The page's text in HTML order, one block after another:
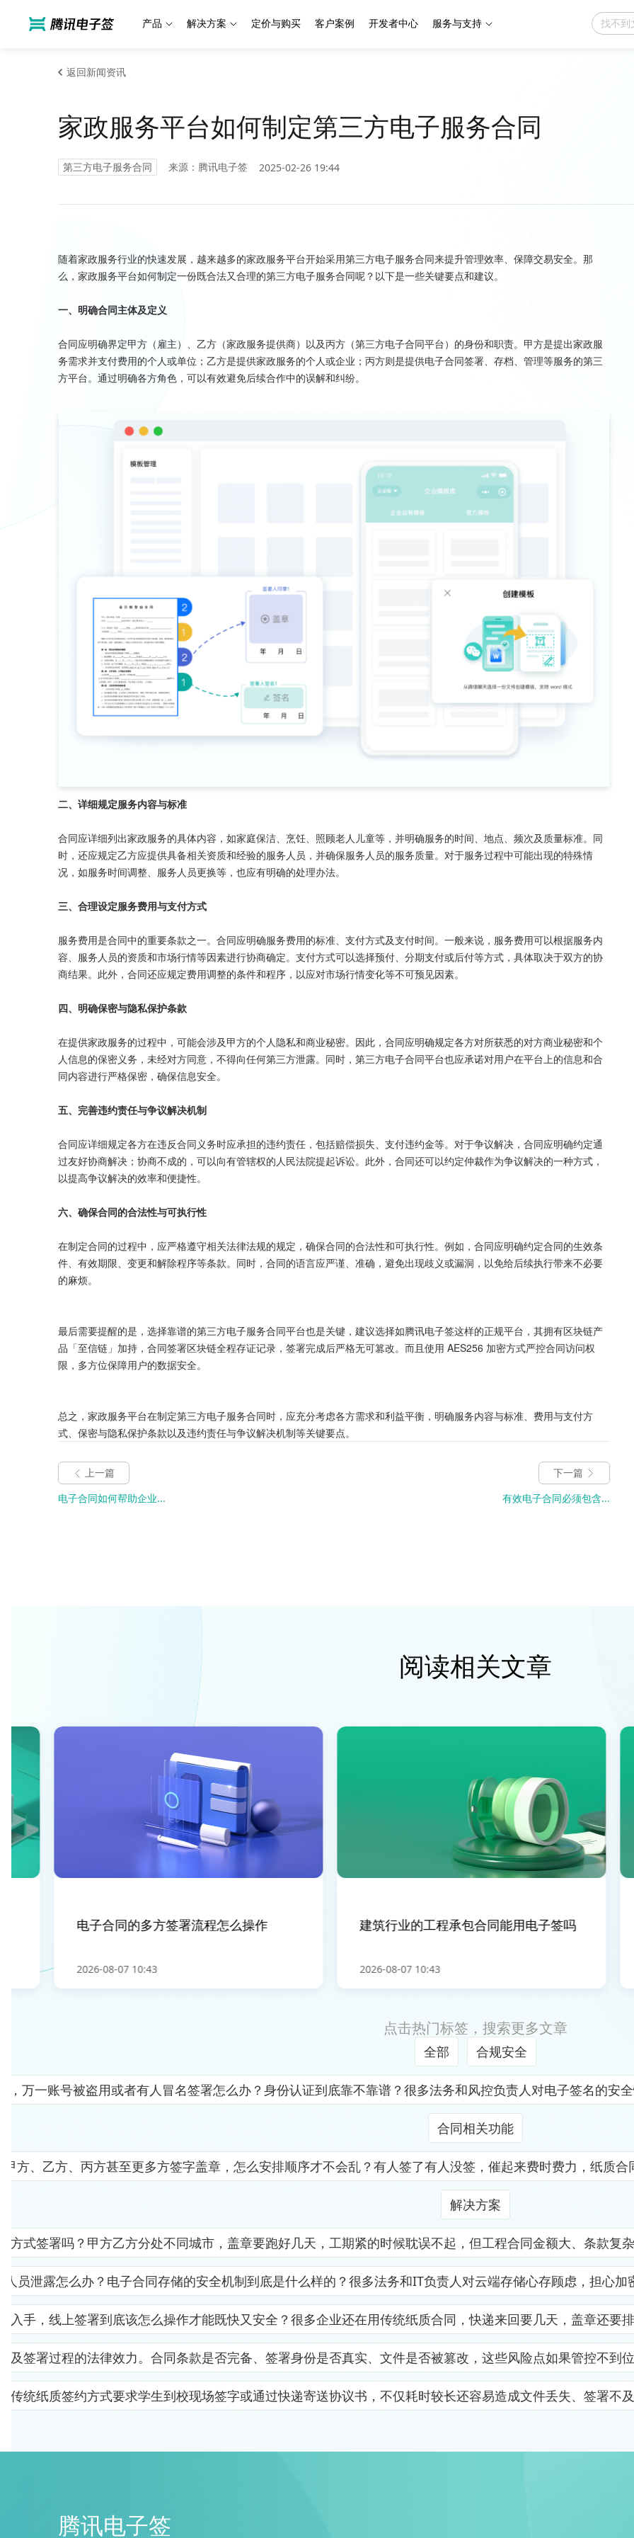
产品 解决方案 定价与购买 客户案例 开发者中心 服务与支持
返回新闻资讯
家政服务平台如何制定第三方电子服务合同
第三方电子服务合同 来源：腾讯电子签 2025-02-26 19:44
随着家政服务行业的快速发展，越来越多的家政服务平台开始采用第三方电子服务合同来提升管理效率、保障交易安全。那
么，家政服务平台如何制定一份既合法又合理的第三方电子服务合同呢？以下是一些关键要点和建议。
一、明确合同主体及定义
合同应明确界定甲方（雇主）、乙方（家政服务提供商）以及丙方（第三方电子合同平台）的身份和职责。甲方是提出家政服
务需求并支付费用的个人或单位；乙方是提供家政服务的个人或企业；丙方则是提供电子合同签署、存档、管理等服务的第三
方平台。通过明确各方角色，可以有效避免后续合作中的误解和纠纷。
二、详细规定服务内容与标准
合同应详细列出家政服务的具体内容，如家庭保洁、烹饪、照顾老人儿童等，并明确服务的时间、地点、频次及质量标准。同
时，还应规定乙方应提供具备相关资质和经验的服务人员，并确保服务人员的服务质量。对于服务过程中可能出现的特殊情
况，如服务时间调整、服务人员更换等，也应有明确的处理办法。
三、合理设定服务费用与支付方式
服务费用是合同中的重要条款之一。合同应明确服务费用的标准、支付方式及支付时间。一般来说，服务费用可以根据服务内
容、服务人员的资质和市场行情等因素进行协商确定。支付方式可以选择预付、分期支付或后付等方式，具体取决于双方的协
商结果。此外，合同还应规定费用调整的条件和程序，以应对市场行情变化等不可预见因素。
四、明确保密与隐私保护条款
在提供家政服务的过程中，可能会涉及甲方的个人隐私和商业秘密。因此，合同应明确规定各方对所获悉的对方商业秘密和个
人信息的保密义务，未经对方同意，不得向任何第三方泄露。同时，第三方电子合同平台也应承诺对用户在平台上的信息和合
同内容进行严格保密，确保信息安全。
五、完善违约责任与争议解决机制
合同应详细规定各方在违反合同义务时应承担的违约责任，包括赔偿损失、支付违约金等。对于争议解决，合同应明确约定通
过友好协商解决；协商不成的，可以向有管辖权的人民法院提起诉讼。此外，合同还可以约定仲裁作为争议解决的一种方式，
以提高争议解决的效率和便捷性。
六、确保合同的合法性与可执行性
在制定合同的过程中，应严格遵守相关法律法规的规定，确保合同的合法性和可执行性。例如，合同应明确约定合同的生效条
件、有效期限、变更和解除程序等条款。同时，合同的语言应严谨、准确，避免出现歧义或漏洞，以免给后续执行带来不必要
的麻烦。
最后需要提醒的是，选择靠谱的第三方电子服务合同平台也是关键，建议选择如腾讯电子签这样的正规平台，其拥有区块链产
品「至信链」加持，合同签署区块链全程存证记录，签署完成后严格无可篡改。而且使用 AES256 加密方式严控合同访问权
限，多方位保障用户的数据安全。
总之，家政服务平台在制定第三方电子服务合同时，应充分考虑各方需求和利益平衡，明确服务内容与标准、费用与支付方
式、保密与隐私保护条款以及违约责任与争议解决机制等关键要点。
上一篇
电子合同如何帮助企业...
下一篇
有效电子合同必须包含...
阅读相关文章
电子合同的多方签署流程怎么操作
2026-08-07 10:43
建筑行业的工程承包合同能用电子签吗
2026-08-07 10:43
点击热门标签，搜索更多文章
全部 合规安全
万一账号被盗用或者有人冒名签署怎么办？身份认证到底靠不靠谱？很多法务和风控负责人对电子签名的
合同相关功能
方、乙方、丙方甚至更多方签字盖章，怎么安排顺序才不会乱？有人签了有人没签，催起来费时费力，纸质
解决方案
方式签署吗？甲方乙方分处不同城市，盖章要跑好几天，工期紧的时候耽误不起，但工程合同金额大、条款
员泄露怎么办？电子合同存储的安全机制到底是什么样的？很多法务和IT负责人对云端存储心存顾虑，担
入手，线上签署到底该怎么操作才能既快又安全？很多企业还在用传统纸质合同，快递来回要几天，盖章还
签署过程的法律效力。合同条款是否完备、签署身份是否真实、文件是否被篡改，这些风险点如果管控不
统纸质签约方式要求学生到校现场签字或通过快递寄送协议书，不仅耗时较长还容易造成文件丢失、签署
腾讯电子签